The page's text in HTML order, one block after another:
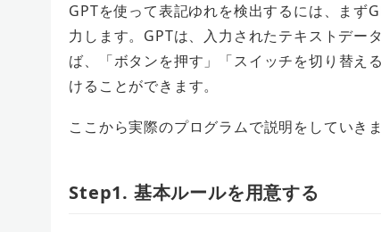
GPTを使って表記ゆれを検出するには、まず
力します。GPTは、入力されたテキストデー
ば、「ボタンを押す」「スイッチを切り替え
けることができます。
ここから実際のプログラムで説明をしていきま
Step1. 基本ルールを用意する